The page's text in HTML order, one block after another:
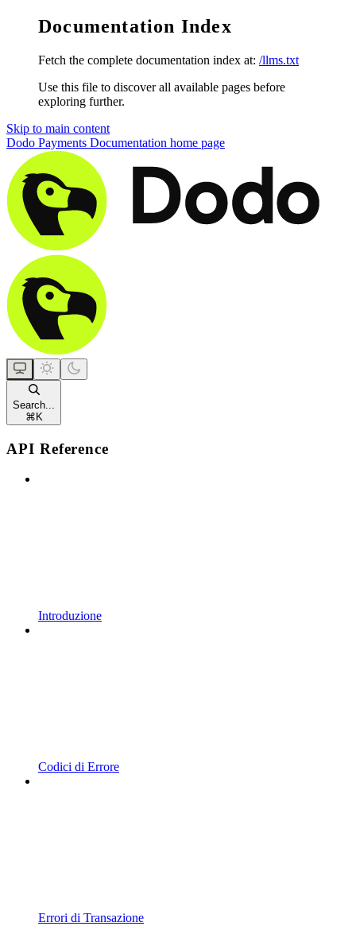
Documentation Index
Fetch the complete documentation index at: /llms.txt
Use this file to discover all available pages before
exploring further.
Skip to main content
Dodo Payments Documentation home page
Search...
⌘ K
API Reference
Introduzione
Codici di Errore
Errori di Transazione